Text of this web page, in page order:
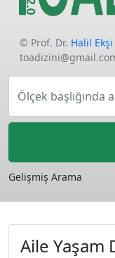
© Prof. Dr. Halil Ekşi
Ölçek başlığında
Gelişmiş Arama
Aile Yaşam